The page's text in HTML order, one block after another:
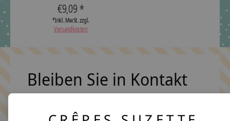
€9,09 *
*Inkl. MwSt. zzgl.
Versandkosten
Bleiben Sie in Kontakt